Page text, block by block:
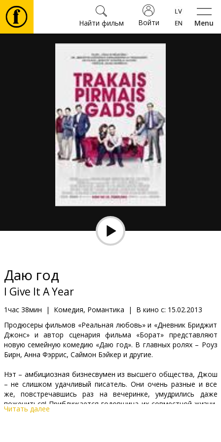
Menu
Войти
Найти фильм
Фильмы
Культура
Мероприятия
Новости
Подарки
Клуб
Даю год
I Give It A Year
1час 38мин | Комедия, Романтика | В кино с: 15.02.2013
Продюсеры фильмов «Реальная любовь» и «Дневник Бриджит
Джонс» и автор сценария фильма «Борат» представляют
новую семейную комедию «Даю год». В главных ролях – Роуз
Бирн, Анна Фэррис, Саймон Бэйкер и другие.
Нэт – амбициозная бизнесвумен из высшего общества, Джош
– не слишком удачливый писатель. Они очень разные и все
же, повстречавшись раз на вечеринке, умудрились даже
пожениться! Приближается годовщина их совместной жизни,
но ни их родственники, ни друзья, ни даже они сами не
Читать далее